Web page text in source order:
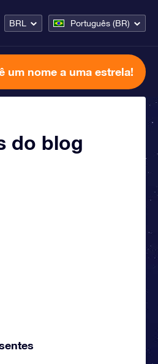
BRL Português (BR)
um nome a uma estrela!
do blog